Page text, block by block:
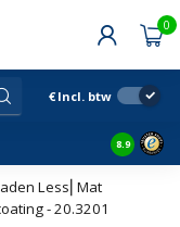
0
€ Incl. btw
8.9
Less⎢Mat
- 20.3201